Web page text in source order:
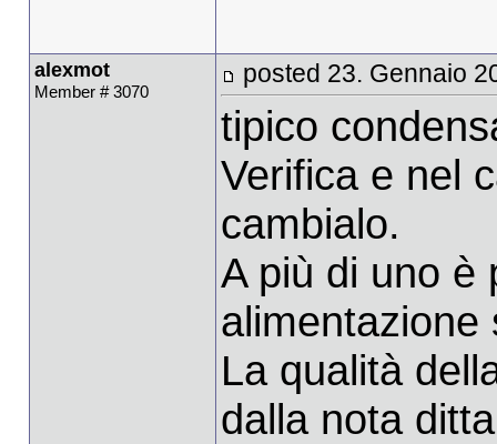
alexmot
Member # 3070
posted 23. Gennaio
tipico
Verifica e nel
cambialo.
A più di uno è
alimentazione
La qualità
dalla nota